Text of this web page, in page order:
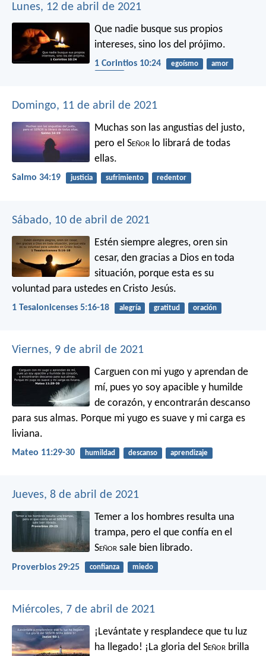
Lunes, 12 de abril de 2021
Que nadie busque sus propios
intereses, sino los del prójimo.
1 Corintios 10:24 egoísmo
amor
Domingo, 11 de abril de 2021
Muchas son las angustias del justo,
pero el Señor lo librará de todas
ellas.
Salmo 34:19 justicia sufrimiento redentor
Sábado, 10 de abril de 2021
Estén siempre alegres, oren sin
cesar, den gracias a Dios en toda
situación, porque esta es su
voluntad para ustedes en Cristo Jesús.
1 Tesalonicenses 5:16-18 alegría gratitud oración
Viernes, 9 de abril de 2021
Carguen con mi yugo y aprendan de
mí, pues yo soy apacible y humilde
de corazón, y encontrarán descanso
para sus almas. Porque mi yugo es suave y mi carga es
liviana.
Mateo 11:29-30 humildad descanso aprendizaje
Jueves, 8 de abril de 2021
Temer a los hombres resulta una
trampa, pero el que confía en el
Señor sale bien librado.
Proverbios 29:25 confianza miedo
Miércoles, 7 de abril de 2021
¡Levántate y resplandece que tu luz
ha llegado! ¡La gloria del Señor brilla